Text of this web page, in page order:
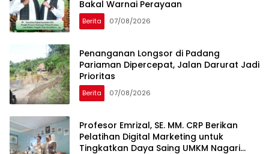
Bakal Warnai Perayaan
Berita 07/08/2026
Penanganan Longsor di Padang
Pariaman Dipercepat, Jalan Darurat Jadi
Prioritas
Berita 07/08/2026
Profesor Emrizal, SE. MM. CRP Berikan
Pelatihan Digital Marketing untuk
Tingkatkan Daya Saing UMKM Nagari